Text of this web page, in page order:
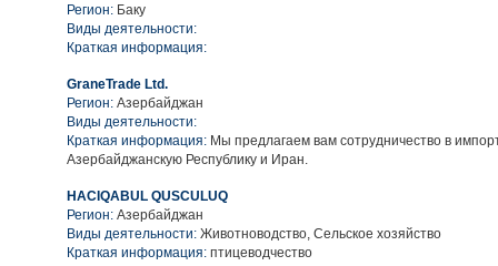
Регион: Баку
Виды деятельности:
Краткая информация:
GraneTrade Ltd.
Регион: Азербайджан
Виды деятельности:
Краткая информация: Мы предлагаем вам сотрудничество в
Азербайджанскую Республику и Иран.
HACIQABUL QUSCULUQ
Регион: Азербайджан
Виды деятельности: Животноводство, Сельское хозяйство
Краткая информация: птицеводчество